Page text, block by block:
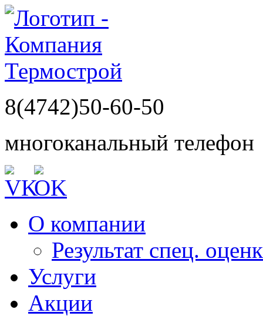
8(4742)50-60-50
многоканальный телефон
О компании
Результат спец.
Услуги
Акции